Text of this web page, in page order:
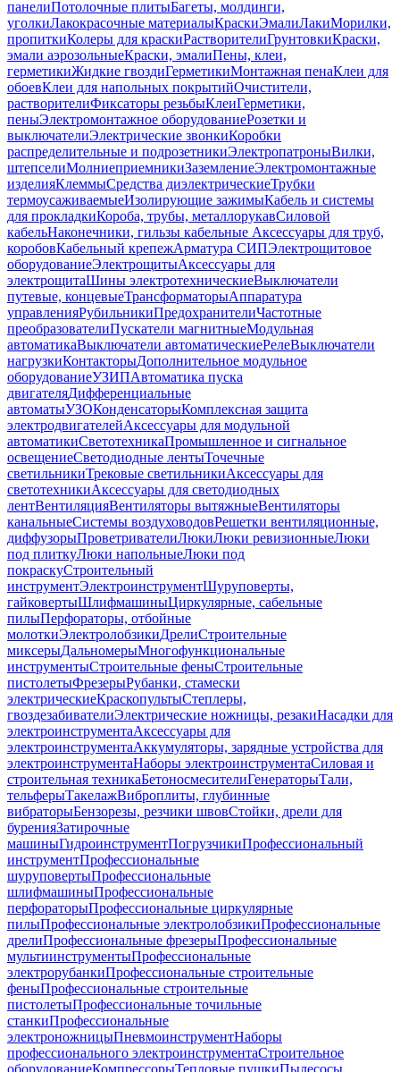
панелиПотолочные плитыБагеты, молдинги,
уголкиЛакокрасочные материалыКраскиЭмалиЛакиМорилки,
пропиткиКолеры для краскиРастворителиГрунтовкиКраски,
эмали аэрозольныеКраски, эмалиПены, клеи,
герметикиЖидкие гвоздиГерметикиМонтажная пенаКлеи для
обоевКлеи для напольных покрытийОчистители,
растворителиФиксаторы резьбыКлеиГерметики,
пеныЭлектромонтажное оборудованиеРозетки и
выключателиЭлектрические звонкиКоробки
распределительные и подрозетникиЭлектропатроныВилки,
штепселиМолниеприемникиЗаземлениеЭлектромонтажные
изделияКлеммыСредства диэлектрическиеТрубки
термоусаживаемыеИзолирующие зажимыКабель и системы
для прокладкиКороба, трубы, металлорукавСиловой
кабельНаконечники, гильзы кабельные Аксессуары для труб,
коробовКабельный крепежАрматура СИПЭлектрощитовое
оборудованиеЭлектрощитыАксессуары для
электрощитаШины электротехническиеВыключатели
путевые, концевыеТрансформаторыАппаратура
управленияРубильникиПредохранителиЧастотные
преобразователиПускатели магнитныеМодульная
автоматикаВыключатели автоматическиеРелеВыключатели
нагрузкиКонтакторыДополнительное модульное
оборудованиеУЗИПАвтоматика пуска
двигателяДифференциальные
автоматыУЗОКонденсаторыКомплексная защита
электродвигателейАксессуары для модульной
автоматикиСветотехникаПромышленное и сигнальное
освещениеСветодиодные лентыТочечные
светильникиТрековые светильникиАксессуары для
светотехникиАксессуары для светодиодных
лентВентиляцияВентиляторы вытяжныеВентиляторы
канальныеСистемы воздуховодовРешетки вентиляционные,
диффузорыПроветривателиЛюкиЛюки ревизионныеЛюки
под плиткуЛюки напольныеЛюки под
покраскуСтроительный
инструментЭлектроинструментШуруповерты,
гайковертыШлифмашиныЦиркулярные, сабельные
пилыПерфораторы, отбойные
молоткиЭлектролобзикиДрелиСтроительные
миксерыДальномерыМногофункциональные
инструментыСтроительные феныСтроительные
пистолетыФрезерыРубанки, стамески
электрическиеКраскопультыСтеплеры,
гвоздезабивателиЭлектрические ножницы, резакиНасадки для
электроинструментаАксессуары для
электроинструментаАккумуляторы, зарядные устройства для
электроинструментаНаборы электроинструментаСиловая и
строительная техникаБетоносмесителиГенераторыТали,
тельферыТакелажВиброплиты, глубинные
вибраторыБензорезы, резчики швовСтойки, дрели для
буренияЗатирочные
машиныГидроинструментПогрузчикиПрофессиональный
инструментПрофессиональные
шуруповертыПрофессиональные
шлифмашиныПрофессиональные
перфораторыПрофессиональные циркулярные
пилыПрофессиональные электролобзикиПрофессиональные
дрелиПрофессиональные фрезерыПрофессиональные
мультиинструментыПрофессиональные
электрорубанкиПрофессиональные строительные
феныПрофессиональные строительные
пистолетыПрофессиональные точильные
станкиПрофессиональные
электроножницыПневмоинструментНаборы
профессионального электроинструментаСтроительное
оборудованиеКомпрессорыТепловые пушкиПылесосы